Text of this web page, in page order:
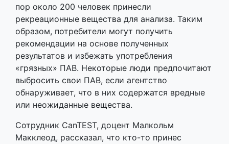
пор около 200 человек принесли
рекреационные вещества для анализа. Таким
образом, потребители могут получить
рекомендации на основе полученных
результатов и избежать употребления
«грязных» ПАВ. Некоторые люди предпочитают
выбросить свои ПАВ, если агентство
обнаруживает, что в них содержатся вредные
или неожиданные вещества.
Сотрудник CanTEST, доцент Малкольм
Макклеод, рассказал, что кто-то принес